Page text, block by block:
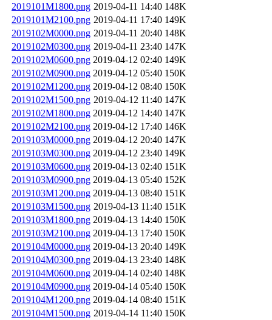
2019101M1800.png 2019-04-11 14:40 148K
2019101M2100.png 2019-04-11 17:40 149K
2019102M0000.png 2019-04-11 20:40 148K
2019102M0300.png 2019-04-11 23:40 147K
2019102M0600.png 2019-04-12 02:40 149K
2019102M0900.png 2019-04-12 05:40 150K
2019102M1200.png 2019-04-12 08:40 150K
2019102M1500.png 2019-04-12 11:40 147K
2019102M1800.png 2019-04-12 14:40 147K
2019102M2100.png 2019-04-12 17:40 146K
2019103M0000.png 2019-04-12 20:40 147K
2019103M0300.png 2019-04-12 23:40 149K
2019103M0600.png 2019-04-13 02:40 151K
2019103M0900.png 2019-04-13 05:40 152K
2019103M1200.png 2019-04-13 08:40 151K
2019103M1500.png 2019-04-13 11:40 151K
2019103M1800.png 2019-04-13 14:40 150K
2019103M2100.png 2019-04-13 17:40 150K
2019104M0000.png 2019-04-13 20:40 149K
2019104M0300.png 2019-04-13 23:40 148K
2019104M0600.png 2019-04-14 02:40 148K
2019104M0900.png 2019-04-14 05:40 150K
2019104M1200.png 2019-04-14 08:40 151K
2019104M1500.png 2019-04-14 11:40 150K